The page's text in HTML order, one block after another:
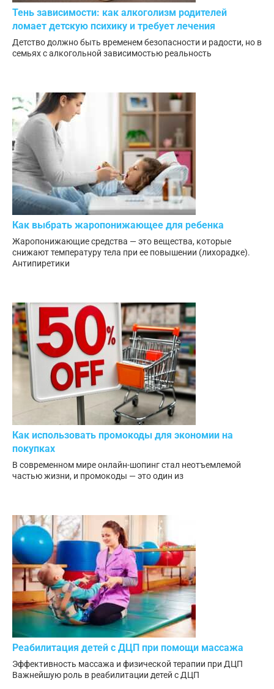
Тень зависимости: как алкоголизм родителей
ломает детскую психику и требует лечения
Детство должно быть временем безопасности и радости, но в
семьях с алкогольной зависимостью реальность
Как выбрать жаропонижающее для ребенка
Жаропонижающие средства — это вещества, которые
снижают температуру тела при ее повышении (лихорадке).
Антипиретики
Как использовать промокоды для экономии на
покупках
В современном мире онлайн-шопинг стал неотъемлемой
частью жизни, и промокоды — это один из
Реабилитация детей с ДЦП при помощи массажа
Эффективность массажа и физической терапии при ДЦП
Важнейшую роль в реабилитации детей с ДЦП